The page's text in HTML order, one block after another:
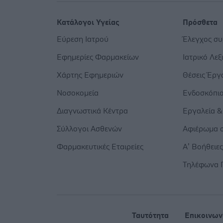
Κατάλογοι Υγείας
Εύρεση Ιατρού
Εφημερίες Φαρμακείων
Χάρτης Εφημεριών
Νοσοκομεία
Διαγνωστικά Κέντρα
Σύλλογοι Ασθενών
Φαρμακευτικές Εταιρείες
Πρόσθετα
Έλεγχος
Ιατρικό
Θέσεις
Ενδοσκόπιο
Εργαλεία
Αφιέρωμα
Α’ Βοήθειες
Τηλέφωνα
Ταυτότητα